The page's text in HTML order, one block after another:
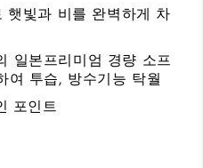
햇빛과 비를 완벽하게 차
일본프리미엄 경량 소프
여 투습, 방수기능 탁월
포인트